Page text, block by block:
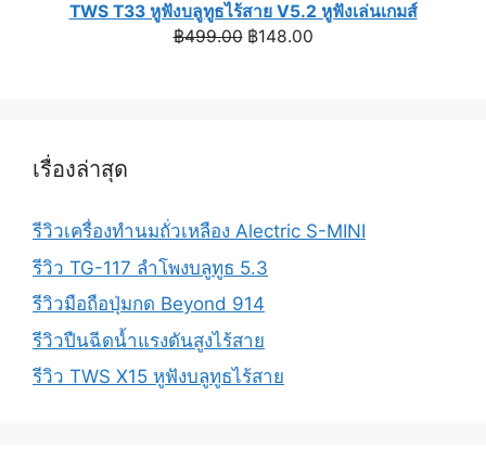
TWS T33 หูฟังบลูทูธไร้สาย V5.2 หูฟังเล่นเกมส์
฿499.00 Original
฿148.00Current
เรื่องล่าสุด
รีวิวเครื่องทำนมถั่วเหลือง Alectric S-MINI
รีวิว TG-117 ลำโพงบลูทูธ 5.3
รีวิวมือถือปุ่มกด Beyond 914
รีวิวปืนฉีดน้ำแรงดันสูงไร้สาย
รีวิว TWS X15 หูฟังบลูทูธไร้สาย